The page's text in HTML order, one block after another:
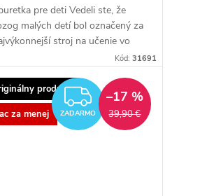
pre deti Vedeli ste, že
malých detí bol označený za
stroj na učenie vo
Takmer okamžite poKód: 31691
produkt
za menej
ZADARMO
ZADARMO 39,90 €
–17 %